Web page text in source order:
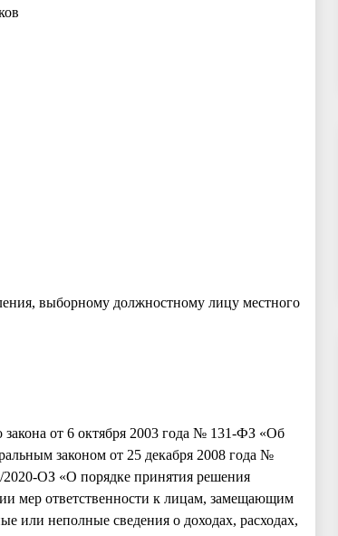
выборному должностному лицу местного
от 6 октября 2003 года № 131-ФЗ «Об
законом от 25 декабря 2008 года №
ОЗ «О порядке принятия решения
мер ответственности к лицам, замещающим
или неполные сведения о доходах, расходах,